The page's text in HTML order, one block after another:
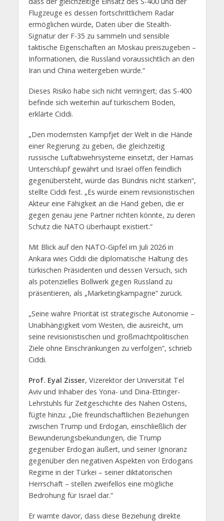
Flugzeuge es dessen fortschrittlichem Radar
ermöglichen würde, Daten über die Stealth-
Signatur der F-35 zu sammeln und sensible
taktische Eigenschaften an Moskau preiszugeben –
Informationen, die Russland voraussichtlich an den
Iran und China weitergeben würde.“
Dieses Risiko habe sich nicht verringert; das S-400
befinde sich weiterhin auf türkischem Boden,
erklärte Ciddi.
„Den modernsten Kampfjet der Welt in die Hände
einer Regierung zu geben, die gleichzeitig
russische Luftabwehrsysteme einsetzt, der Hamas
Unterschlupf gewährt und Israel offen feindlich
gegenübersteht, würde das Bündnis nicht stärken“,
stellte Ciddi fest. „Es würde einem revisionistischen
Akteur eine Fähigkeit an die Hand geben, die er
gegen genau jene Partner richten könnte, zu deren
Schutz die NATO überhaupt existiert.“
Mit Blick auf den NATO-Gipfel im Juli 2026 in
Ankara wies Ciddi die diplomatische Haltung des
türkischen Präsidenten und dessen Versuch, sich
als potenzielles Bollwerk gegen Russland zu
präsentieren, als „Marketingkampagne“ zurück.
„Seine wahre Priorität ist strategische Autonomie –
Unabhängigkeit vom Westen, die ausreicht, um
seine revisionistischen und großmachtpolitischen
Ziele ohne Einschränkungen zu verfolgen“, schrieb
Ciddi.
Prof. Eyal Zisser, Vizerektor der Universität Tel
Aviv und Inhaber des Yona- und Dina-Ettinger-
Lehrstuhls für Zeitgeschichte des Nahen Ostens,
fügte hinzu: „Die freundschaftlichen Beziehungen
zwischen Trump und Erdogan, einschließlich der
Bewunderungsbekundungen, die Trump
gegenüber Erdogan äußert, und seiner Ignoranz
gegenüber den negativen Aspekten von Erdogans
Regime in der Türkei – seiner diktatorischen
Herrschaft – stellen zweifellos eine mögliche
Bedrohung für Israel dar.“
Er warnte davor, dass diese Beziehung direkte